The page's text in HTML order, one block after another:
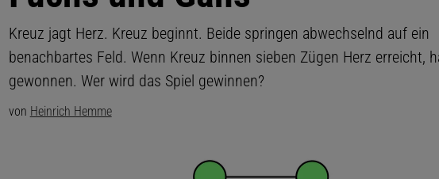
Kreuz jagt Herz. Kreuz beginnt. Beide springen abwechselnd auf ein
benachbartes Feld. Wenn Kreuz binnen sieben Zügen Herz erreicht,
gewonnen. Wer wird das Spiel gewinnen?
von Heinrich Hemme